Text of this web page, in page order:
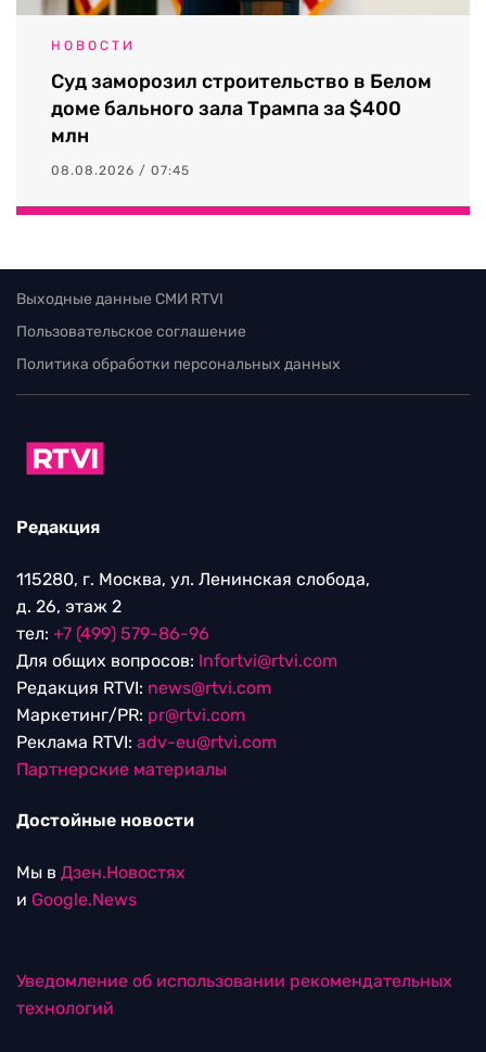
НОВОСТИ
Суд заморозил строительство в Белом
доме бального зала Трампа за $400
млн
08.08.2026 / 07:45
Выходные данные СМИ RTVI
Пользовательское соглашение
Политика обработки персональных данных
Редакция
115280, г. Москва, ул. Ленинская слобода,
д. 26, этаж 2
тел: +7 (499) 579-86-96
Для общих вопросов: Infortvi@rtvi.com
Редакция RTVI: news@rtvi.com
Маркетинг/PR: pr@rtvi.com
Реклама RTVI: adv-eu@rtvi.com
Партнерские материалы
Достойные новости
Мы в Дзен.Новостях
и Google.News
Уведомление об использовании рекомендательных
технологий